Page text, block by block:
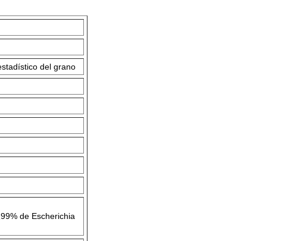
del grano
de Escherichia